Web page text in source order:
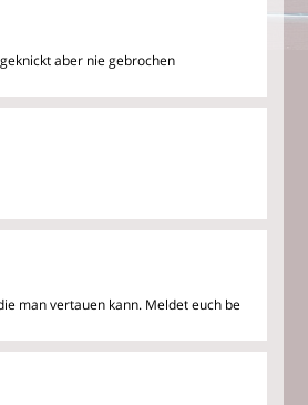
aber nie gebrochen
man vertauen kann. Meldet euch be